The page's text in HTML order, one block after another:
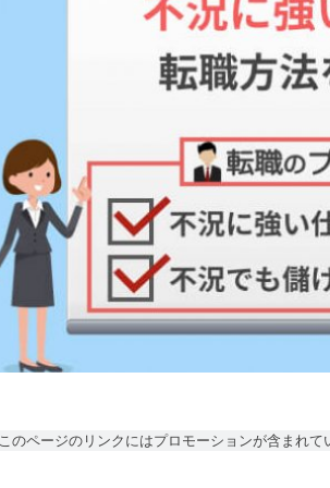
このページのリンクにはプロモーションが含まれて